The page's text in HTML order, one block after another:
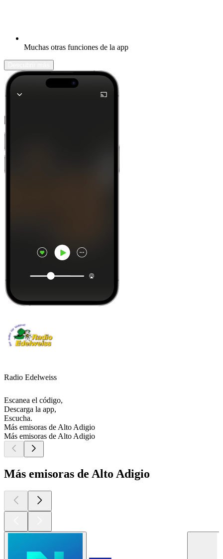
Muchas otras funciones de la app
Radio Edelweiss
Escanea el código,
Descarga la app,
Escucha.
Más emisoras de Alto Adigio
Más emisoras de Alto Adigio
Más emisoras de Alto Adigio